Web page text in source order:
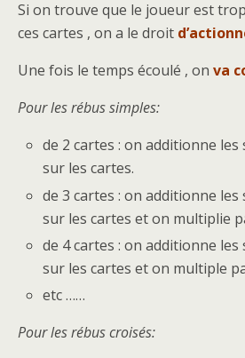
Si on trouve que le joueur est
ces cartes , on a le droit
Une fois le temps écoulé , on va
Pour les rébus simples:
de 2 cartes : on additionne les
sur les cartes.
de 3 cartes : on additionne les
sur les cartes et on multiplie
de 4 cartes : on additionne les
sur les cartes et on multiple
etc ……
Pour les rébus croisés: